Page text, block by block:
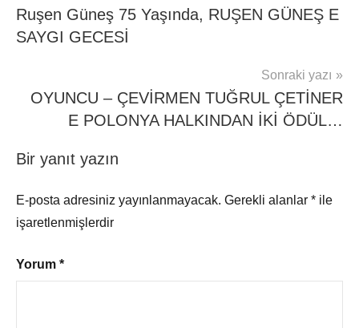
gezinmesi
Ruşen Güneş 75 Yaşında, RUŞEN GÜNEŞ E
SAYGI GECESİ
Sonraki yazı
OYUNCU – ÇEVİRMEN TUĞRUL ÇETİNER
E POLONYA HALKINDAN İKİ ÖDÜL…
Bir yanıt yazın
E-posta adresiniz yayınlanmayacak. Gerekli alanlar * ile
işaretlenmişlerdir
Yorum *